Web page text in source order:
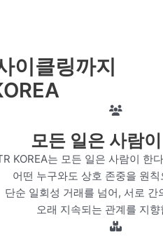
이클링까지
모든 일은 사람
KOREA는 모든 일은 사람이 한
어떤 누구와도 상호 존중을 원
단순 일회성 거래를 넘어, 서로 간
오래 지속되는 관계를 지향